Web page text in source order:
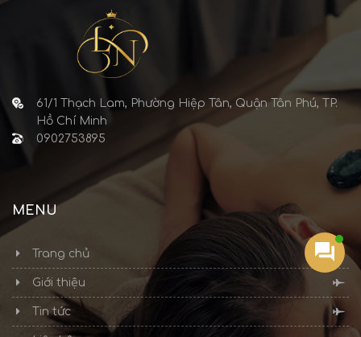
61/1 Thạch Lam, Phường Hiệp Tân, Quận Tân Phú, TP.
Hồ Chí Minh
0902753895
MENU
Trang chủ
Giới thiệu
Tin tức